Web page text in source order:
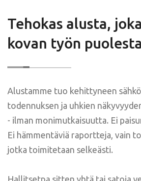
Tehokas alusta,
kovan työn
Alustamme tuo kehittyneen
todennuksen ja uhkien
- ilman monimutkaisuutta. Ei
Ei hämmentäviä raportteja, vain
jotka toimitetaan selkeästi.
Hallitsetpa sitten yhtä tai satoja